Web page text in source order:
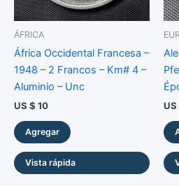
ÁFRICA
África Occidental Francesa –
1948 – 2 Francos – Km# 4 –
Aluminio – Unc
US $ 10
Agregar
Vista rápida
US